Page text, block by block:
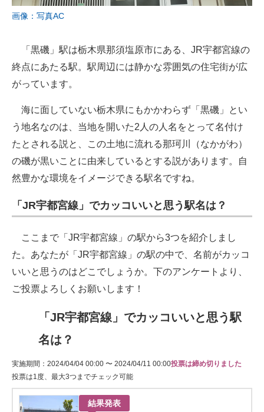
画像：写真AC
「黒磯」駅は栃木県那須塩原市にある、JR宇都宮線の
終点にあたる駅。駅周辺には静かな雰囲気の住宅街が広
がっています。
海に面していない栃木県にもかかわらず「黒磯」とい
う地名なのは、当地を開いた2人の人名をとって名付け
たとされる説と、この土地に流れる那珂川（なかがわ）
の磯が黒いことに由来しているとする説があります。自
然豊かな環境をイメージできる駅名ですね。
「JR宇都宮線」でカッコいいと思う駅名は？
ここまで「JR宇都宮線」の駅から3つを紹介しまし
た。あなたが「JR宇都宮線」の駅の中で、名前がカッコ
いいと思うのはどこでしょうか。下のアンケートより、
ご投票よろしくお願いします！
「JR宇都宮線」でカッコいいと思う駅
名は？
実施期間：2024/04/04 00:00 〜 2024/04/11 00:00
投票は1度、最大3つまでチェック可能
投票は締め切りました
結果発表